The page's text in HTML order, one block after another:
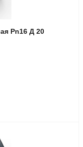
Pn16 Д 20